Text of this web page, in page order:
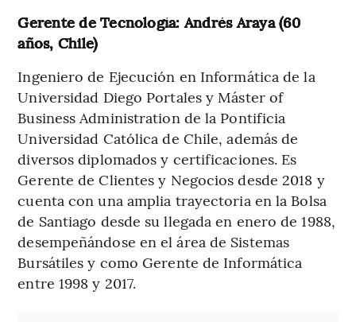
Gerente de Tecnología: Andrés Araya (60
años, Chile)
Ingeniero de Ejecución en Informática de la
Universidad Diego Portales y Máster of
Business Administration de la Pontificia
Universidad Católica de Chile, además de
diversos diplomados y certificaciones. Es
Gerente de Clientes y Negocios desde 2018 y
cuenta con una amplia trayectoria en la Bolsa
de Santiago desde su llegada en enero de 1988,
desempeñándose en el área de Sistemas
Bursátiles y como Gerente de Informática
entre 1998 y 2017.